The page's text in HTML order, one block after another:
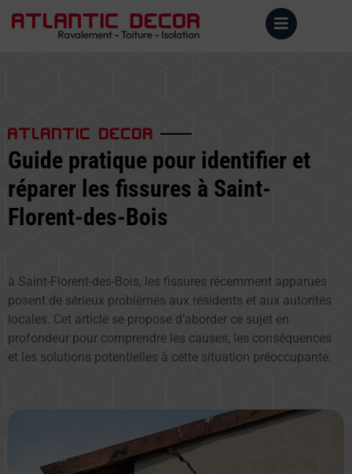
ATLANTIC DECOR
Guide pratique pour identifier et
réparer les fissures à Saint-
Florent-des-Bois
à Saint-Florent-des-Bois, les fissures récemment apparues
posent de sérieux problèmes aux résidents et aux autorités
locales. Cet article se propose d’aborder ce sujet en
profondeur pour comprendre les causes, les conséquences
et les solutions potentielles à cette situation préoccupante.